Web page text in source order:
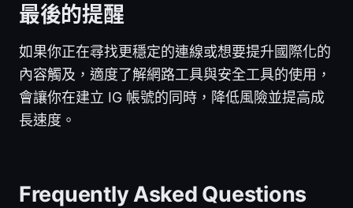
最後的提醒
如果你正在尋找更穩定的連線或想要提升國際化的
內容觸及，適度了解網路工具與安全工具的使用，
會讓你在建立 IG 帳號的同時，降低風險並提高成
長速度。
Frequently Asked Questions